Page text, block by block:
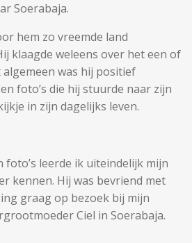
Soerabaja.
hem zo vreemde land
klaagde weleens over het een of
was hij positief
foto’s die hij stuurde naar zijn
in zijn dagelijks leven.
foto’s leerde ik uiteindelijk mijn
kennen. Hij was bevriend met
graag op bezoek bij mijn
Ciel in Soerabaja.